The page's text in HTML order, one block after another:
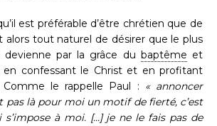
est préférable d’être chrétien que de
alors tout naturel de désirer que le plus
par la grâce du baptême et
en confessant le Christ et en profitant
Comme le rappelle Paul : « annoncer
pas là pour moi un motif de fierté, c’est
s’impose à moi. [...] je ne le fais pas de